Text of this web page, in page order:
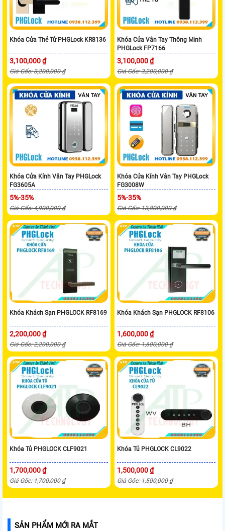
Khóa Cửa Thẻ Tử PHGLock KR8136
3,100,000 ₫
Giá Gốc: 3,200,000 ₫
Khóa Cửa Vân Tay Thông Minh
PHGLock FP7166
3,100,000 ₫
Giá Gốc: 3,200,000 ₫
Khóa Cửa Kính Vân Tay PHGLock
FG3605A
5%-35%
Giá Gốc: 4,900,000 ₫
Khóa Cửa Kính Vân Tay PHGLock
FG3008W
5%-35%
Giá Gốc: 13,800,000 ₫
Khóa Khách Sạn PHGLOCK RF8169
2,200,000 ₫
Giá Gốc: 2,200,000 ₫
Khóa Khách Sạn PHGLOCK RF8106
1,600,000 ₫
Giá Gốc: 1,600,000 ₫
Khóa Tủ PHGLOCK CLF9021
1,700,000 ₫
Giá Gốc: 1,700,000 ₫
Khóa Tủ PHGLOCK CL9022
1,500,000 ₫
Giá Gốc: 1,500,000 ₫
SẢN PHẨM MỚI RA MẮT